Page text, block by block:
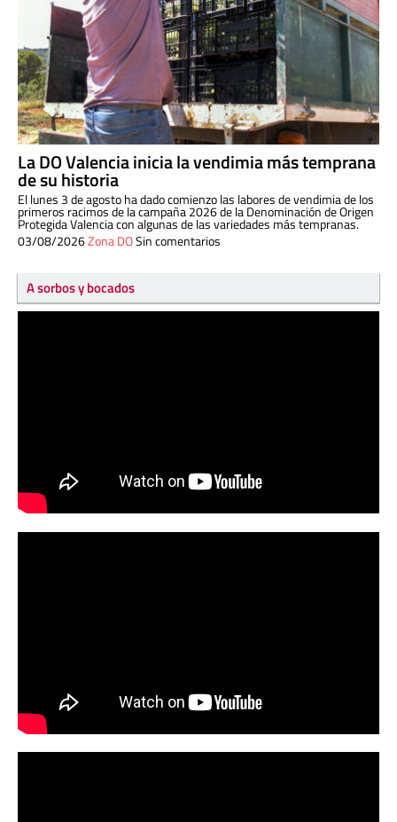
La DO Valencia inicia la vendimia más temprana
de su historia
El lunes 3 de agosto ha dado comienzo las labores de vendimia de los
primeros racimos de la campaña 2026 de la Denominación de Origen
Protegida Valencia con algunas de las variedades más tempranas.
03/08/2026Zona DOSin comentarios
A sorbos y bocados